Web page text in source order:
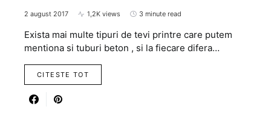
2 august 2017 1,2K views 3 minute read
Exista mai multe tipuri de tevi printre care putem
mentiona si tuburi beton , si la fiecare difera…
CITESTE TOT